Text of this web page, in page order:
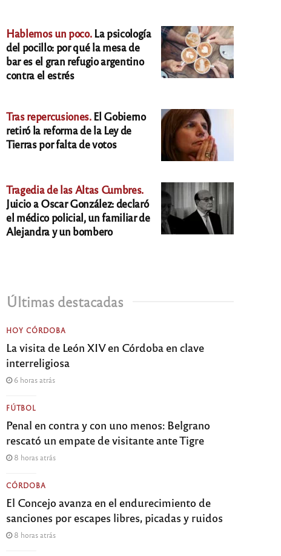
Hablemos un poco.La psicología
del pocillo: por qué la mesa de
bar es el gran refugio argentino
contra el estrés
Tras repercusiones.El Gobierno
retiró la reforma de la Ley de
Tierras por falta de votos
Tragedia de las Altas Cumbres.
Juicio a Oscar González: declaró
el médico policial, un familiar de
Alejandra y un bombero
Últimas destacadas
HOY CÓRDOBA
La visita de León XIV en Córdoba en clave
interreligiosa
6 horas atrás
FÚTBOL
Penal en contra y con uno menos: Belgrano
rescató un empate de visitante ante Tigre
8 horas atrás
CÓRDOBA
El Concejo avanza en el endurecimiento de
sanciones por escapes libres, picadas y ruidos
8 horas atrás